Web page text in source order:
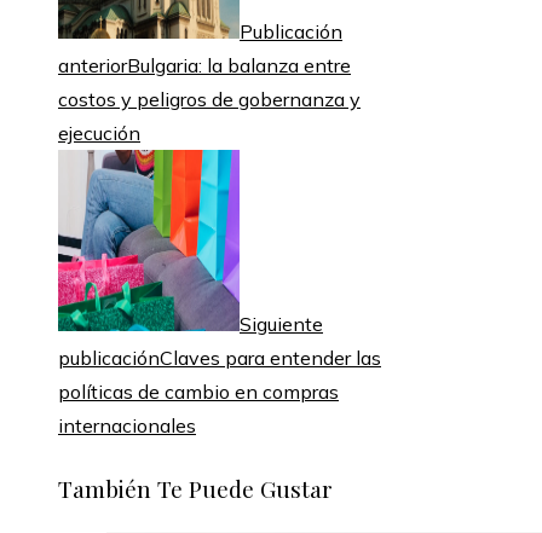
Publicación
anteriorBulgaria: la balanza entre
costos y peligros de gobernanza y
ejecución
Siguiente
publicaciónClaves para entender las
políticas de cambio en compras
internacionales
También Te Puede Gustar